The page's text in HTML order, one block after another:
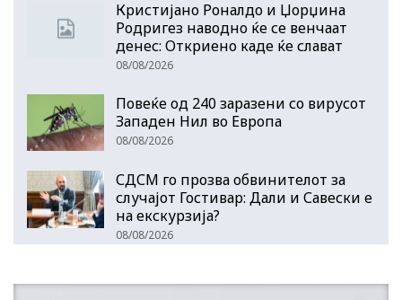
Кристијано Роналдо и Џорџина
Родригез наводно ќе се венчаат
денес: Откриено каде ќе слават
08/08/2026
Повеќе од 240 заразени со вирусот
Западен Нил во Европа
08/08/2026
СДСМ го прозва обвинителот за
случајот Гостивар: Дали и Савески е
на екскурзија?
08/08/2026